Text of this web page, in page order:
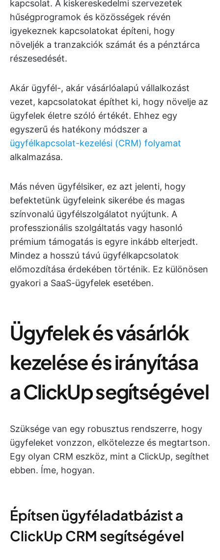
kapcsolat. A kiskereskedelmi szervezetek
hűségprogramok és közösségek révén
igyekeznek kapcsolatokat építeni, hogy
növeljék a tranzakciók számát és a pénztárca
részesedését.
Akár ügyfél-, akár vásárlóalapú vállalkozást
vezet, kapcsolatokat építhet ki, hogy növelje az
ügyfelek életre szóló értékét. Ehhez egy
egyszerű és hatékony módszer a
ügyfélkapcsolat-kezelési (CRM) folyamat
alkalmazása.
Más néven ügyfélsiker, ez azt jelenti, hogy
befektetünk ügyfeleink sikerébe és magas
színvonalú ügyfélszolgálatot nyújtunk. A
professzionális szolgáltatás vagy hasonló
prémium támogatás is egyre inkább elterjedt.
Mindez a hosszú távú ügyfélkapcsolatok
előmozdítása érdekében történik. Ez különösen
gyakori a SaaS-ügyfelek esetében.
Ügyfelek és vásárlók
kezelése és irányítása
a ClickUp segítségével
Szüksége van egy robusztus rendszerre, hogy
ügyfeleket vonzzon, elkötelezze és megtartson.
Egy olyan CRM eszköz, mint a ClickUp, segíthet
ebben. Íme, hogyan.
Építsen ügyféladatbázist a
ClickUp CRM segítségével